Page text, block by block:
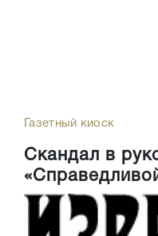
Газетный киоск
Скандал в